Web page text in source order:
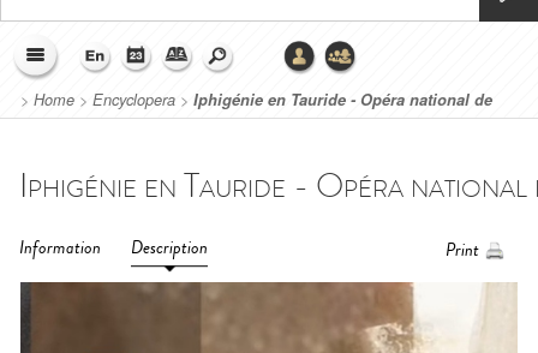
> Home > Encyclopera > Iphigénie en Tauride - Opéra national de
Lorraine (2023)
Information Description Print